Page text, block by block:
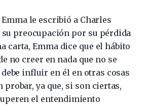
le escribió a Charles
preocupación por su pérdida
carta, Emma dice que el hábito
no creer en nada que no se
influir en él en otras cosas
probar, ya que, si son ciertas,
el entendimiento